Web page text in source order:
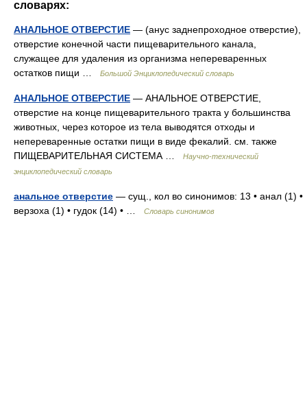
словарях:
АНАЛЬНОЕ ОТВЕРСТИЕ — (анус заднепроходное отверстие),
отверстие конечной части пищеварительного канала,
служащее для удаления из организма непереваренных
остатков пищи …
Большой Энциклопедический словарь
АНАЛЬНОЕ ОТВЕРСТИЕ — АНАЛЬНОЕ ОТВЕРСТИЕ,
отверстие на конце пищеварительного тракта у большинства
животных, через которое из тела выводятся отходы и
непереваренные остатки пищи в виде фекалий. см. также
ПИЩЕВАРИТЕЛЬНАЯ СИСТЕМА …
Научно-технический
энциклопедический словарь
анальное отверстие — сущ., кол во синонимов: 13 • анал (1) •
верзоха (1) • гудок (14) • …
Словарь синонимов